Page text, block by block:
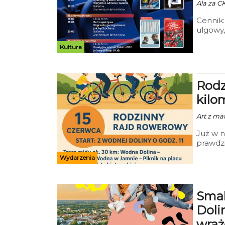
Kultura
Ala za
Wydarzenia
Art z
Już w